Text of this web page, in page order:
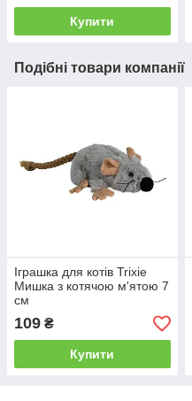
Купити
Подібні товари компанії
Іграшка для котів Trixie
Мишка з котячою м'ятою 7
см
109 ₴
Купити